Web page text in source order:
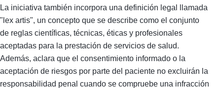
La iniciativa también incorpora una definición legal llamada
"lex artis", un concepto que se describe como el conjunto
de reglas científicas, técnicas, éticas y profesionales
aceptadas para la prestación de servicios de salud.
Además, aclara que el consentimiento informado o la
aceptación de riesgos por parte del paciente no excluirán la
responsabilidad penal cuando se compruebe una infracción